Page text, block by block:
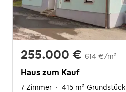
255.000 € 614 €/m²
Haus zum Kauf
7 Zimmer · 415 m² Grundstück